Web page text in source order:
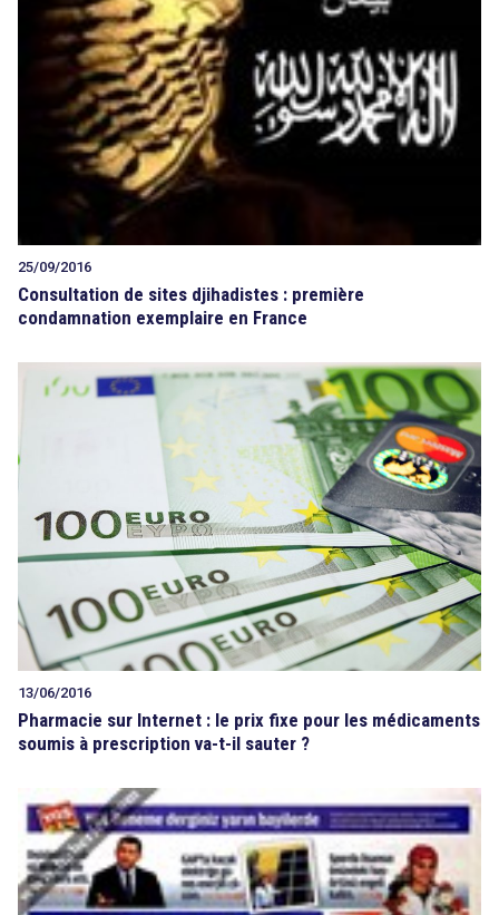
25/09/2016
Consultation de sites djihadistes : première
condamnation exemplaire en France
13/06/2016
Pharmacie sur Internet : le prix fixe pour les médicaments
soumis à prescription va-t-il sauter ?
search